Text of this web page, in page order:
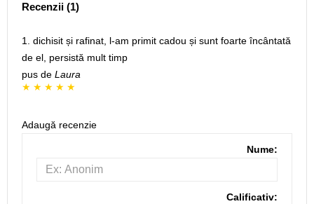
Recenzii (1)
1. dichisit și rafinat, l-am primit cadou și sunt foarte încântată
de el, persistă mult timp
pus de Laura
Adaugă recenzie
Nume:
Calificativ: